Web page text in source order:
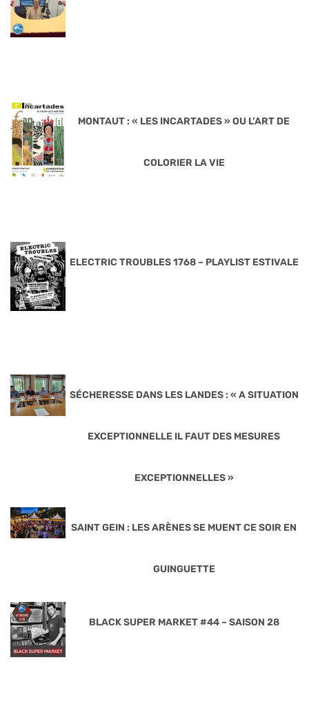
MONTAUT : « LES INCARTADES » OU L’ART DE
COLORIER LA VIE
ELECTRIC TROUBLES 1768 – PLAYLIST ESTIVALE
SÉCHERESSE DANS LES LANDES : « A SITUATION
EXCEPTIONNELLE IL FAUT DES MESURES
EXCEPTIONNELLES »
SAINT GEIN : LES ARÈNES SE MUENT CE SOIR EN
GUINGUETTE
BLACK SUPER MARKET #44 – SAISON 28